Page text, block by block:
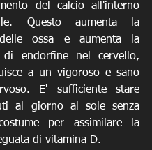
del calcio all'interno
Questo aumenta la
delle ossa e aumenta la
di endorfine nel cervello,
a un vigoroso e sano
E' sufficiente stare
al giorno al sole senza
per assimilare la
di vitamina D.